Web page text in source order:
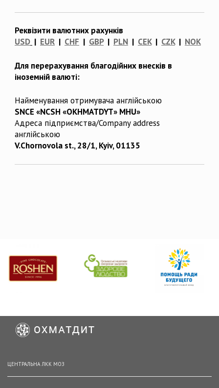
Реквізити валютних рахунків
USD | EUR | CHF | GBP| PLN | CEK| CZK| NOK
Для перерахування благодійних внесків в
іноземній валюті:
Найменування отримувача англійською
SNCE «NCSH «OKHMATDYT» MHU»
Адреса підприємства/Company address
англійською
V.Chornovola st., 28/1, Kyiv, 01135
ЦЕНТРАЛЬНА ЛКК МОЗ